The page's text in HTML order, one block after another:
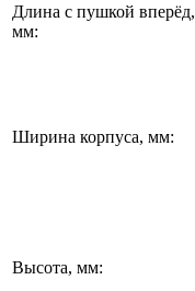
Длина с пушкой вперёд,
мм:
Ширина корпуса, мм:
Высота, мм: